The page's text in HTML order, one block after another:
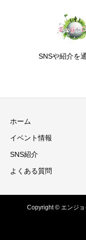
SNSや紹介を
ホーム
イベント情報
SNS紹介
よくある質問
Copyright © エンジョ